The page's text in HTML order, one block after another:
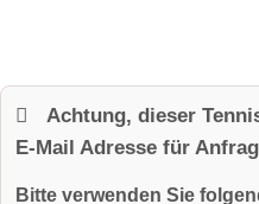
Achtung, dieser
E-Mail Adresse für
Bitte verwenden Sie